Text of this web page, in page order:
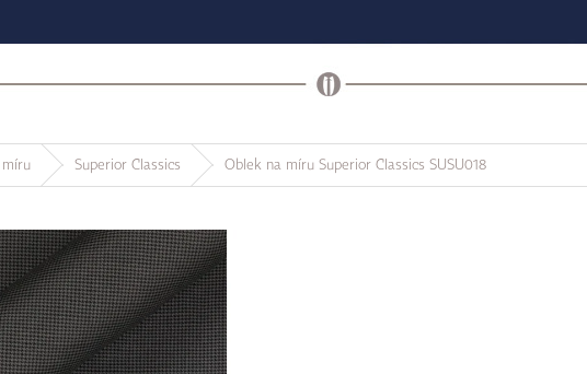
míru Superior Classics Oblek na míru Superior Classics SUSU018